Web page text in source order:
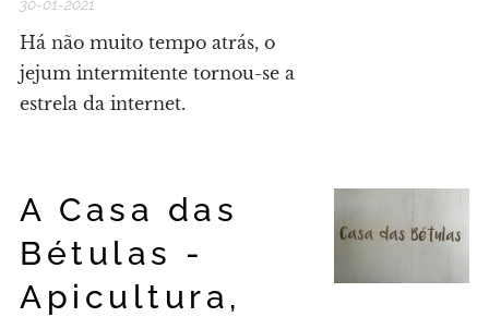
30-01-2021
Há não muito tempo atrás, o
jejum intermitente tornou-se a
estrela da internet.
A Casa das
Bétulas -
Apicultura,